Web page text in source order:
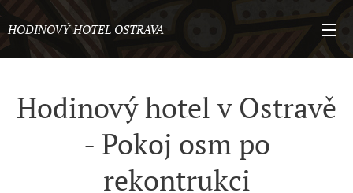
HODINOVÝ HOTEL OSTRAVA
Hodinový hotel v Ostravě
- Pokoj osm po
rekontrukci